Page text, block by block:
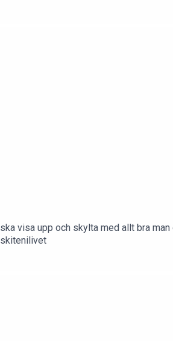
visa upp och skylta med allt bra